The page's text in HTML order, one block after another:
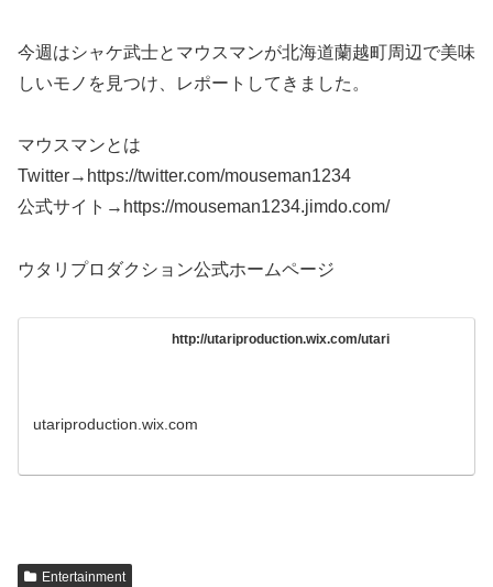
今週はシャケ武士とマウスマンが北海道蘭越町周辺で美味
しいモノを見つけ、レポートしてきました。
マウスマンとは
Twitter→https://twitter.com/mouseman1234
公式サイト→https://mouseman1234.jimdo.com/
ウタリプロダクション公式ホームページ
http://utariproduction.wix.com/utari
utariproduction.wix.com
Entertainment